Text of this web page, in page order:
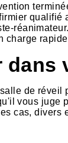
qualifié
charge
dans
de réveil
vous juge
cas, divers